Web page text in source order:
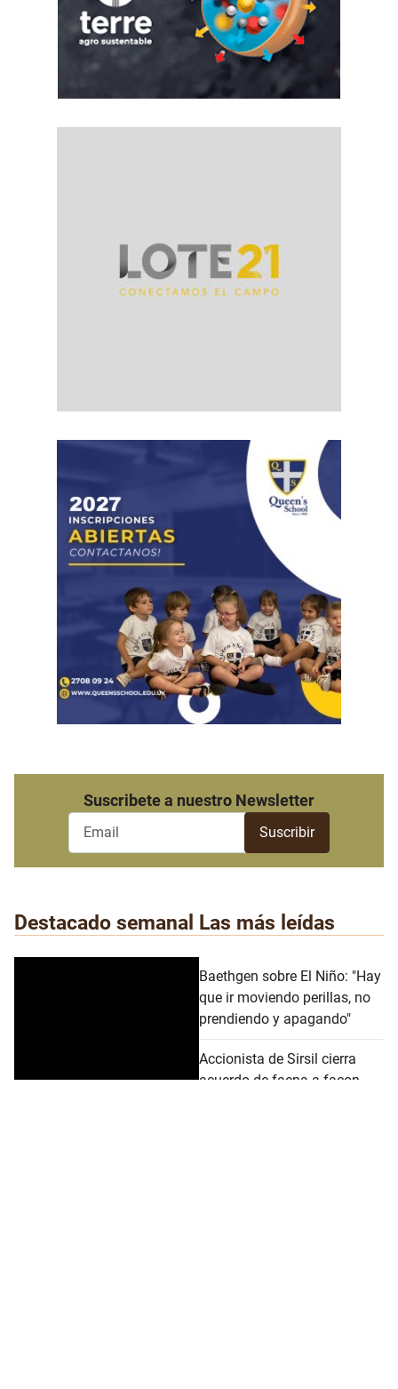
Suscribete a nuestro Newsletter
Destacado semanal Las más leídas
Baethgen sobre El Niño: "Hay
que ir moviendo perillas, no
prendiendo y apagando"
Accionista de Sirsil cierra
acuerdo de faena a façon